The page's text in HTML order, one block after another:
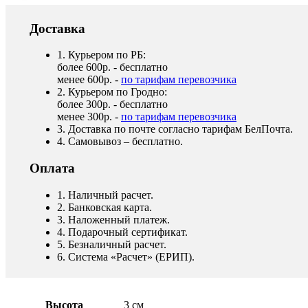
Доставка
1. Курьером по РБ:
более 600р. - бесплатно
менее 600р. - по тарифам перевозчика
2. Курьером по Гродно:
более 300р. - бесплатно
менее 300р. - по тарифам перевозчика
3. Доставка по почте согласно тарифам БелПочта.
4. Самовывоз – бесплатно.
Оплата
1. Наличный расчет.
2. Банковская карта.
3. Наложенный платеж.
4. Подарочный сертификат.
5. Безналичный расчет.
6. Система «Расчет» (ЕРИП).
Высота 3 см